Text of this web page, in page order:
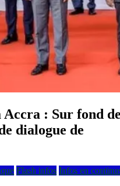
Accra : Sur fond
dialogue de
Flash infos Infos en